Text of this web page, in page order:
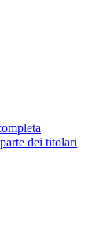
dei titolari